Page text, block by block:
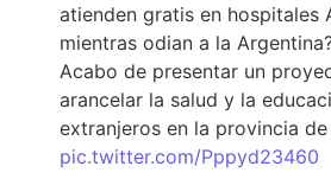
atienden gratis en hospitales
mientras odian a la
Acabo de presentar un
arancelar la salud y la
extranjeros en la provincia de
pic.twitter.com/Pppyd23460